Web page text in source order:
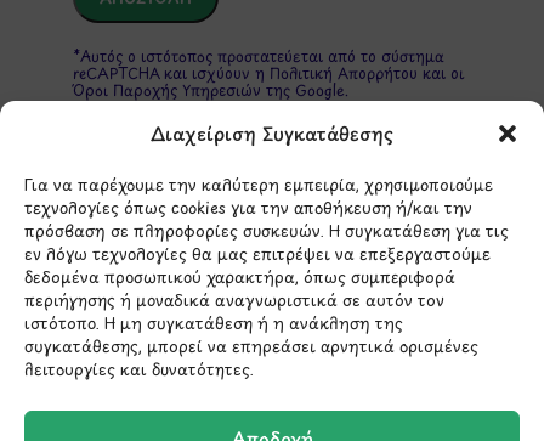
Διαχείριση Συγκατάθεσης
Για να παρέχουμε την καλύτερη εμπειρία, χρησιμοποιούμε
τεχνολογίες όπως cookies για την αποθήκευση ή/και την
πρόσβαση σε πληροφορίες συσκευών. Η συγκατάθεση για τις
εν λόγω τεχνολογίες θα μας επιτρέψει να επεξεργαστούμε
δεδομένα προσωπικού χαρακτήρα, όπως συμπεριφορά
περιήγησης ή μοναδικά αναγνωριστικά σε αυτόν τον
ιστότοπο. Η μη συγκατάθεση ή η ανάκληση της
συγκατάθεσης, μπορεί να επηρεάσει αρνητικά ορισμένες
λειτουργίες και δυνατότητες.
*Αυτός ο ιστότοπος προστατεύεται από το σύστημα
reCAPTCHA και ισχύουν η Πολιτική Απορρήτου και οι
Όροι Παροχής Υπηρεσιώντης Google.
ΣΤΟΙΧΕΙΑ ΕΠΙΚΟΙΝΩΝΙΑΣ
Holargos Center (Ισόγειο)
Λ.Περικλέους 56,
Χολαργός 15561
210 6522282